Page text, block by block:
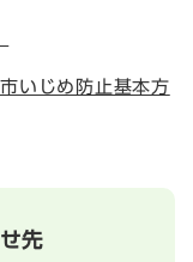
いじめ防止基本方
先